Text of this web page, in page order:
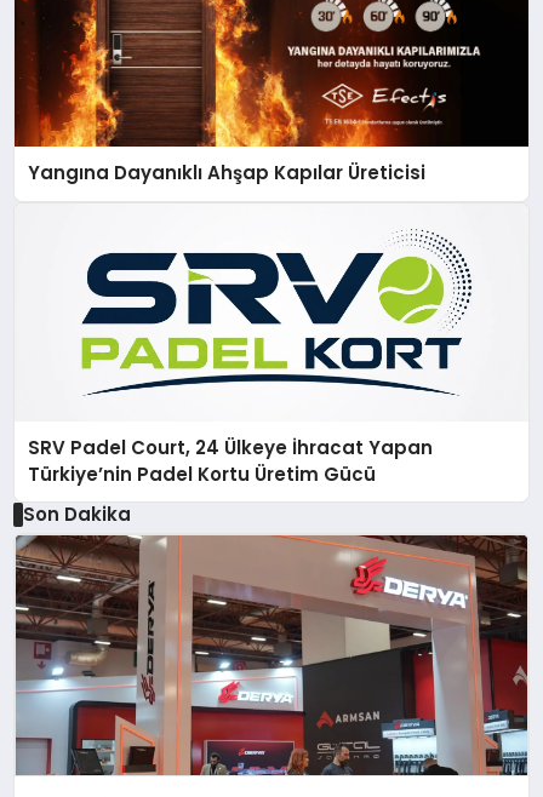
Yangına Dayanıklı Ahşap Kapılar Üreticisi
SRV Padel Court, 24 Ülkeye İhracat Yapan
Türkiye’nin Padel Kortu Üretim Gücü
Son Dakika